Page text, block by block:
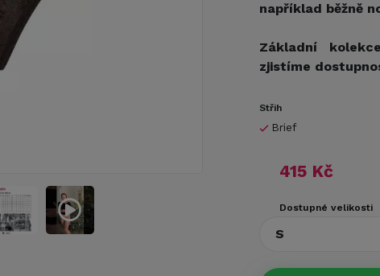
například běžně
Základní
zjistíme
Střih
Brief
415 Kč
Dostupné velikosti
S